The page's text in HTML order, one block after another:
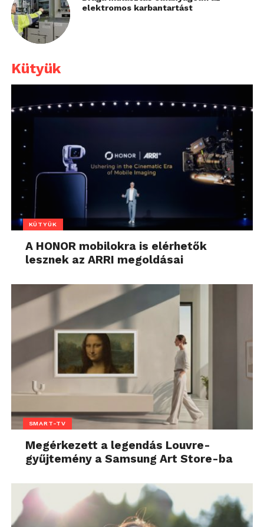
elektromos karbantartást
Kütyük
KÜTYÜK
A HONOR mobilokra is elérhetők
lesznek az ARRI megoldásai
SMART-TV
Megérkezett a legendás Louvre-
gyűjtemény a Samsung Art Store-ba